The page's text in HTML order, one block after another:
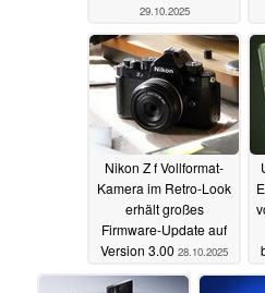
29.10.2025
Nikon Z f Vollformat-
Kamera im Retro-Look
erhält großes
Firmware-Update auf
Version 3.00 28.10.2025